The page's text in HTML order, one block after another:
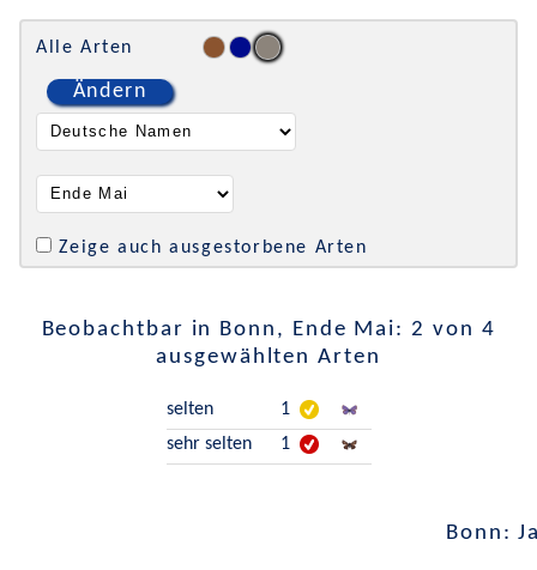
Alle Arten
Ändern
Zeige auch ausgestorbene Arten
Beobachtbar in Bonn, Ende Mai: 2 von 4
ausgewählten Arten
selten
1
sehr selten
1
Bonn: